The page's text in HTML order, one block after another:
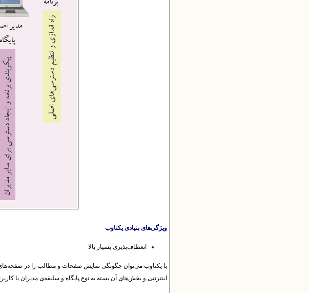
ویژگی‌های بنیادی یکتاوب
انعطاف‌پذیری بسیار بالا
با یکتاوب می‌توان چگونگی نمایش صفحات و مطالب را در
اینترنتی و بخش‌های آن بسته به نوع پایگاه و سلیقه‌ی مدیران یا